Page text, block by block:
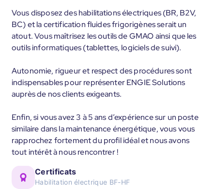
Vous disposez des habilitations électriques (BR, B2V,
BC) et la certification fluides frigorigènes serait un
atout. Vous maîtrisez les outils de GMAO ainsi que les
outils informatiques (tablettes, logiciels de suivi).
Autonomie, rigueur et respect des procédures sont
indispensables pour représenter ENGIE Solutions
auprès de nos clients exigeants.
Enfin, si vous avez 3 à 5 ans d’expérience sur un poste
similaire dans la maintenance énergétique, vous vous
rapprochez fortement du profil idéal et nous avons
tout intérêt à nous rencontrer !
Certificats
Habilitation électrique BF-HF